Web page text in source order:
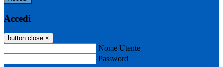
Accedi
button close ×
Nome Utente
Password